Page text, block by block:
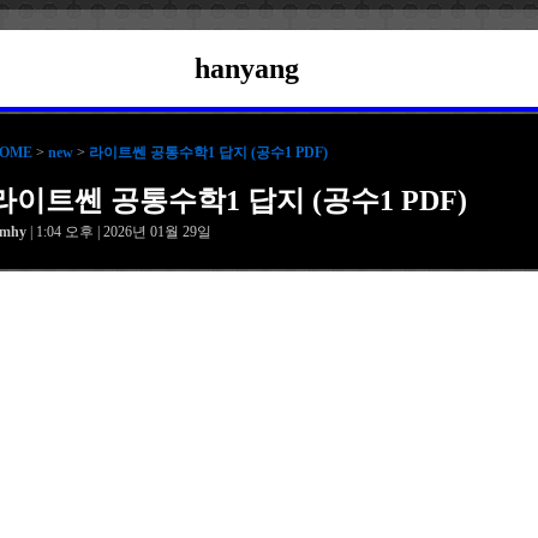
hanyang
> new > 라이트쎈 공통수학1 답지 (공수1 PDF)
이트쎈 공통수학1 답지 (공수1 PDF)
| 1:04 오후 | 2026년 01월 29일